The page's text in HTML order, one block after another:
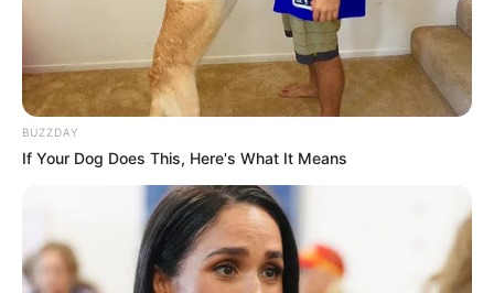
અમારી યુટ્યુબ ચેનલ ને Subscribe કરો
Latest News
અમદાવાદમાં મેયરને જોતા જ 3 દિવસથી પાણીમાં
રહેલા લોકોનો બાટલો ફાટ્યો
2 weeks ago
BUZZDAY
If Your Dog Does This, Here's What It Means